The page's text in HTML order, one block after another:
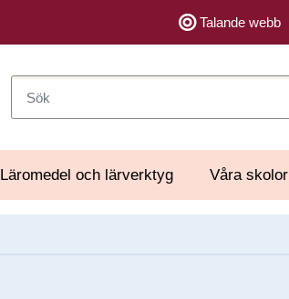
Talande webb
Läromedel och lärverktyg Våra skolor